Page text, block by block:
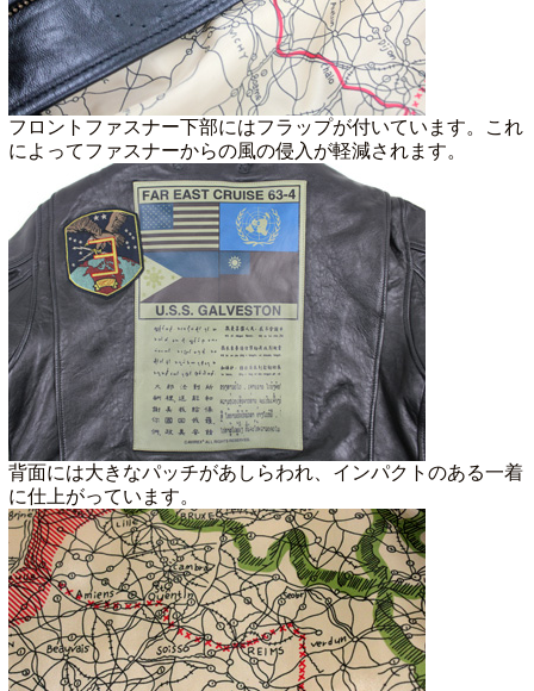
フロントファスナー下部にはフラップが付いています。これ
によってファスナーからの風の侵入が軽減されます。
背面には大きなパッチがあしらわれ、インパクトのある一着
に仕上がっています。